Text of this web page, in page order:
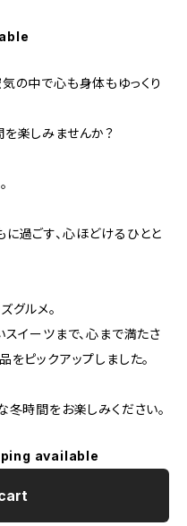
の中で心も身体もゆっくり
楽しみませんか？
過ごす、心ほどけるひとと
グルメ。
スイーツまで、心まで満たさ
ピックアップしました。
冬時間をお楽しみください。
available